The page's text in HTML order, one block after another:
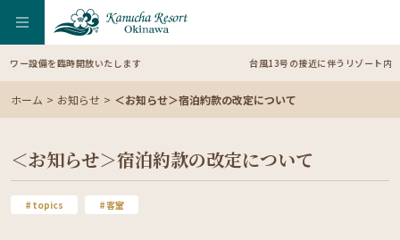
放いたします 台風13号の接近に伴うリゾート内の営業内容変更の
ホーム お知らせ ＜お知らせ＞宿泊約款の改定について
＜お知らせ＞宿泊約款の改定について
topics 客室